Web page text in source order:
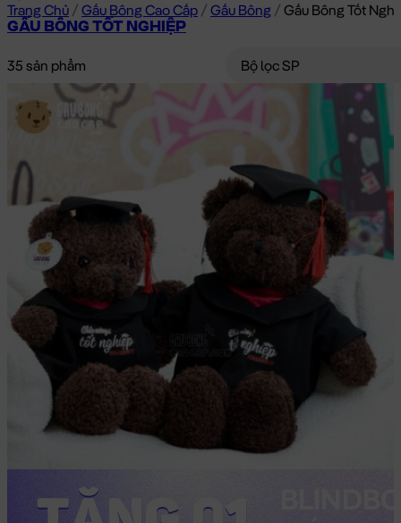
Trang Chủ / Gấu Bông Cao Cấp / Gấu Bông / Gấu Bông Tốt
GẤU BÔNG TỐT NGHIỆP
35 sản phẩm Bộ lọc SP